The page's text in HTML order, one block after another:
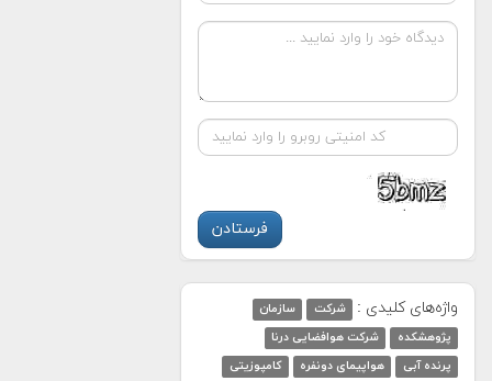
واژه‌های کلیدی : شرکت
سازمان
پژوهشکده
شرکت هوافضایی درنا
پرنده آبی
هواپیمای دونفره کامپوزیتی